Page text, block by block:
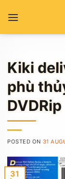
Kiki
phù
POSTED ON 31
31